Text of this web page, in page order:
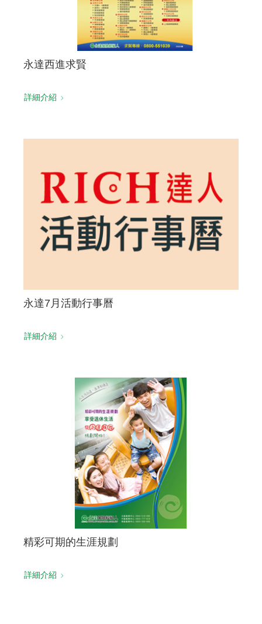
永達西進求賢
詳細介紹
永達7月活動行事曆
詳細介紹
精彩可期的生涯規劃
詳細介紹